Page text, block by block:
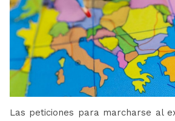
Las peticiones para marcharse al